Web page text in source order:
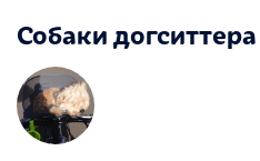
Собаки догситтера